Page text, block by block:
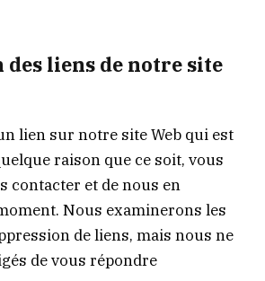
des liens de notre site
lien sur notre site Web qui est
raison que ce soit, vous
contacter et de nous en
Nous examinerons les
de liens, mais nous ne
de vous répondre